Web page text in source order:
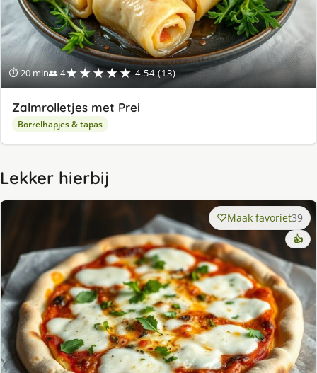
⏱ 20 min👥 4★★★★★ 4.54 (13)
Zalmrolletjes met Prei
Borrelhapjes & tapas
Lekker hierbij
Maak favoriet39
👍